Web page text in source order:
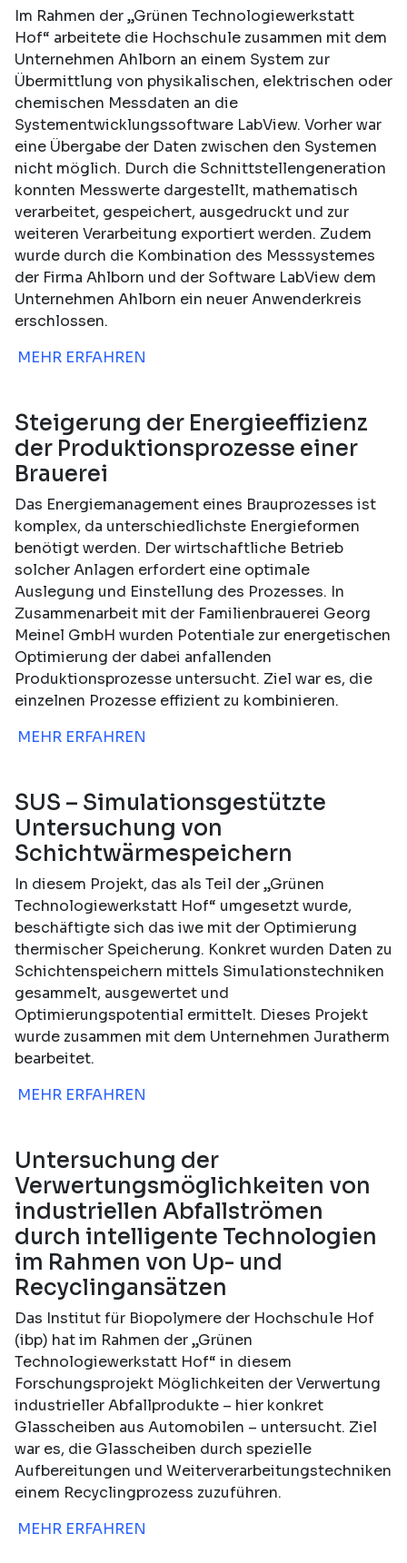
Im Rahmen der „Grünen Technologiewerkstatt
Hof“ arbeitete die Hochschule zusammen mit dem
Unternehmen Ahlborn an einem System zur
Übermittlung von physikalischen, elektrischen oder
chemischen Messdaten an die
Systementwicklungssoftware LabView. Vorher war
eine Übergabe der Daten zwischen den Systemen
nicht möglich. Durch die Schnittstellengeneration
konnten Messwerte dargestellt, mathematisch
verarbeitet, gespeichert, ausgedruckt und zur
weiteren Verarbeitung exportiert werden. Zudem
wurde durch die Kombination des Messsystemes
der Firma Ahlborn und der Software LabView dem
Unternehmen Ahlborn ein neuer Anwenderkreis
erschlossen.
MEHR ERFAHREN
Steigerung der Energieeffizienz
der Produktionsprozesse einer
Brauerei
Das Energiemanagement eines Brauprozesses ist
komplex, da unterschiedlichste Energieformen
benötigt werden. Der wirtschaftliche Betrieb
solcher Anlagen erfordert eine optimale
Auslegung und Einstellung des Prozesses. In
Zusammenarbeit mit der Familienbrauerei Georg
Meinel GmbH wurden Potentiale zur energetischen
Optimierung der dabei anfallenden
Produktionsprozesse untersucht. Ziel war es, die
einzelnen Prozesse effizient zu kombinieren.
MEHR ERFAHREN
SUS – Simulationsgestützte
Untersuchung von
Schichtwärmespeichern
In diesem Projekt, das als Teil der „Grünen
Technologiewerkstatt Hof“ umgesetzt wurde,
beschäftigte sich das iwe mit der Optimierung
thermischer Speicherung. Konkret wurden Daten zu
Schichtenspeichern mittels Simulationstechniken
gesammelt, ausgewertet und
Optimierungspotential ermittelt. Dieses Projekt
wurde zusammen mit dem Unternehmen Juratherm
bearbeitet.
MEHR ERFAHREN
Untersuchung der
Verwertungsmöglichkeiten von
industriellen Abfallströmen
durch intelligente Technologien
im Rahmen von Up- und
Recyclingansätzen
Das Institut für Biopolymere der Hochschule Hof
(ibp) hat im Rahmen der „Grünen
Technologiewerkstatt Hof“ in diesem
Forschungsprojekt Möglichkeiten der Verwertung
industrieller Abfallprodukte – hier konkret
Glasscheiben aus Automobilen – untersucht. Ziel
war es, die Glasscheiben durch spezielle
Aufbereitungen und Weiterverarbeitungstechniken
einem Recyclingprozess zuzuführen.
MEHR ERFAHREN